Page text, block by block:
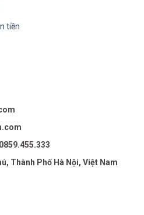
tiền
Thành Phố Hà Nội, Việt Nam